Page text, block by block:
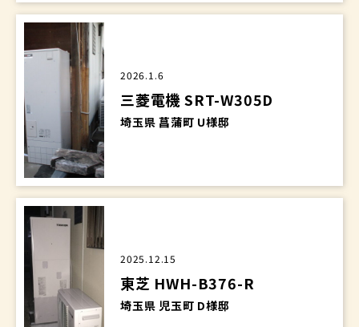
2026.1.6
三菱電機 SRT-W305D
埼玉県 菖蒲町 U様邸
2025.12.15
東芝 HWH-B376-R
埼玉県 児玉町 D様邸